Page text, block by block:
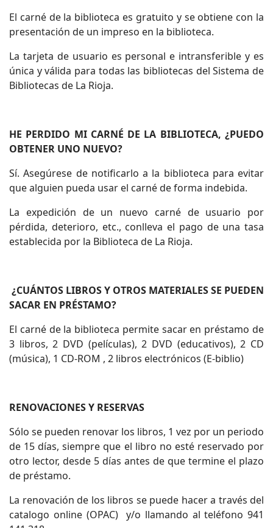
El carné de la biblioteca es gratuito y se obtiene con la
presentación de un impreso en la biblioteca.
La tarjeta de usuario es personal e intransferible y es
única y válida para todas las bibliotecas del Sistema de
Bibliotecas de La Rioja.
HE PERDIDO MI CARNÉ DE LA BIBLIOTECA, ¿PUEDO
OBTENER UNO NUEVO?
Sí. Asegúrese de notificarlo a la biblioteca para evitar
que alguien pueda usar el carné de forma indebida.
La expedición de un nuevo carné de usuario por
pérdida, deterioro, etc., conlleva el pago de una tasa
establecida por la Biblioteca de La Rioja.
¿CUÁNTOS LIBROS Y OTROS MATERIALES SE PUEDEN
SACAR EN PRÉSTAMO?
El carné de la biblioteca permite sacar en préstamo de
3 libros, 2 DVD (películas), 2 DVD (educativos), 2 CD
(música), 1 CD-ROM , 2 libros electrónicos (E-biblio)
RENOVACIONES Y RESERVAS
Sólo se pueden renovar los libros, 1 vez por un periodo
de 15 días, siempre que el libro no esté reservado por
otro lector, desde 5 días antes de que termine el plazo
de préstamo.
La renovación de los libros se puede hacer a través del
catalogo online (OPAC) y/o llamando al teléfono 941